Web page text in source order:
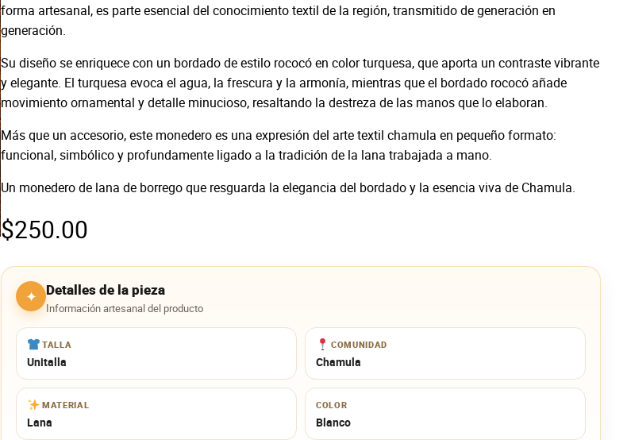
forma artesanal, es parte esencial del conocimiento textil de la región, transmitido de generación en
generación.
Su diseño se enriquece con un bordado de estilo rococó en color turquesa, que aporta un contraste vibrante
y elegante. El turquesa evoca el agua, la frescura y la armonía, mientras que el bordado rococó añade
movimiento ornamental y detalle minucioso, resaltando la destreza de las manos que lo elaboran.
Más que un accesorio, este monedero es una expresión del arte textil chamula en pequeño formato:
funcional, simbólico y profundamente ligado a la tradición de la lana trabajada a mano.
Un monedero de lana de borrego que resguarda la elegancia del bordado y la esencia viva de Chamula.
$250.00
✦ Detalles de la pieza
Información artesanal del producto
TALLA
Unitalla
COMUNIDAD
Chamula
MATERIAL
Lana
COLOR
Blanco